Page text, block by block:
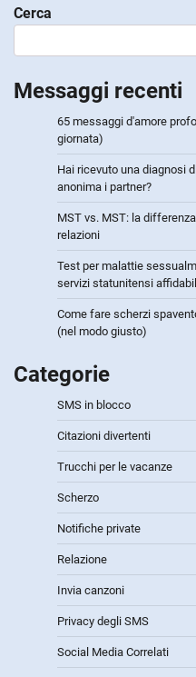
Cerca
Messaggi recenti
65 messaggi d'amore
giornata)
Hai ricevuto una diagnosi
anonima i partner?
MST vs. MST: la
relazioni
Test per malattie
servizi statunitensi
Come fare scherzi
(nel modo giusto)
Categorie
SMS in blocco
Citazioni divertenti
Trucchi per le vacanze
Scherzo
Notifiche private
Relazione
Invia canzoni
Privacy degli SMS
Social Media Correlati